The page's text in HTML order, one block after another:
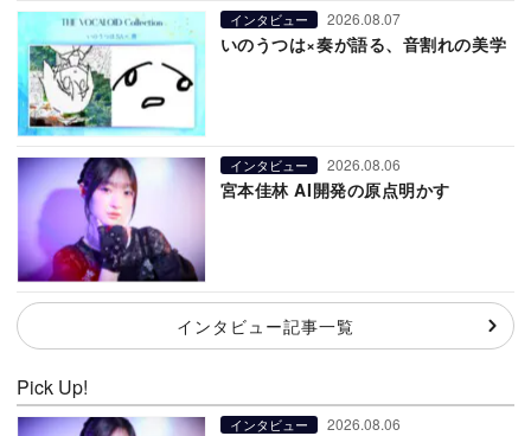
インタビュー 2026.08.07
いのうつは×奏が語る、音割れの美学
インタビュー 2026.08.06
宮本佳林 AI開発の原点明かす
インタビュー記事一覧
Pick Up!
インタビュー 2026.08.06